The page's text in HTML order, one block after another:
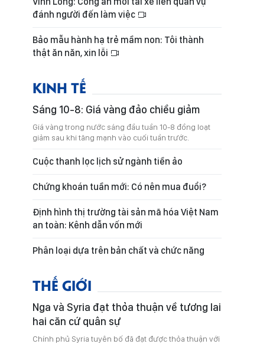
đánh người đến làm việc
Bảo mẫu hành hạ trẻ mầm non: Tôi thành
thật ăn năn, xin lỗi
KINH TẾ
Sáng 10-8: Giá vàng đảo chiều giảm
Giá vàng trong nước sáng đầu tuần 10-8 đồng loạt
giảm sau khi tăng mạnh vào cuối tuần trước.
Cuộc thanh lọc lịch sử ngành tiền ảo
Chứng khoán tuần mới: Có nên mua đuổi?
Định hình thị trường tài sản mã hóa Việt Nam
an toàn: Kênh dẫn vốn mới
Phân loại dựa trên bản chất và chức năng
THẾ GIỚI
Nga và Syria đạt thỏa thuận về tương lai
hai căn cứ quân sự
Chính phủ Syria tuyên bố đã đạt được thỏa thuận với